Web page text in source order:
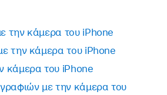
την κάμερα του iPhone
την κάμερα του iPhone
κάμερα του iPhone
με την κάμερα του